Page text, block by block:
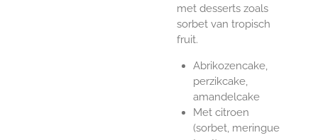
met desserts zoals
sorbet van tropisch
fruit.
Abrikozencake,
perzikcake,
amandelcake
Met citroen
(sorbet, meringue